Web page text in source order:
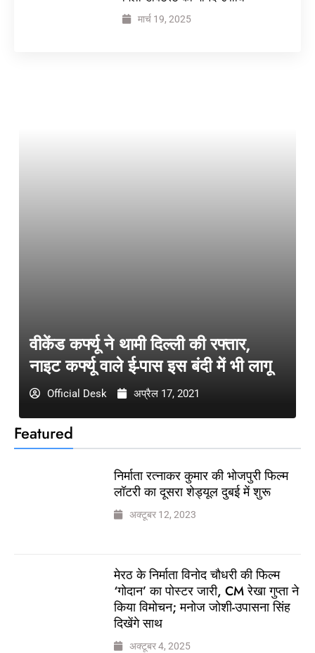
मार्च 19, 2025
Featured
निर्माता रत्नाकर कुमार की भोजपुरी फिल्म
लॉटरी का दूसरा शेड्यूल दुबई में शुरू
अक्टूबर 12, 2023
मेरठ के निर्माता विनोद चौधरी की फिल्म
‘गोदान’ का पोस्टर जारी, CM रेखा गुप्ता ने
किया विमोचन; मनोज जोशी-उपासना सिंह
दिखेंगे साथ
अक्टूबर 4, 2025
वीकेंड कर्फ्यू ने थामी दिल्ली की रफ्तार,
नाइट कर्फ्यू वाले ई-पास इस बंदी में भी लागू
Official Desk अप्रैल 17, 2021